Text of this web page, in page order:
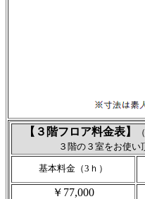
【３階フロア料金表】
３階の３室をお使い頂け
基本料金（3ｈ）
￥77,000